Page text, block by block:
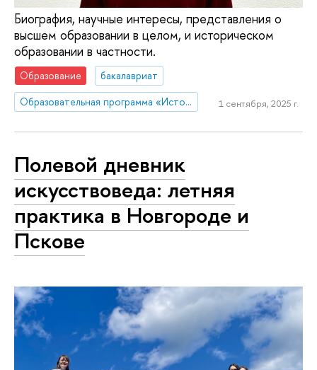
Биография, научные интересы, представления о
высшем образовании в целом, и историческом
образовании в частности.
Образование
бакалавриат
Образовательная программа «История»
1 сентября, 2025 г.
Полевой дневник
искусствоведа: летняя
практика в Новгороде и
Пскове